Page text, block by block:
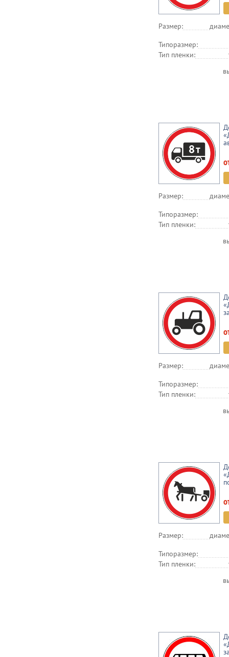
Размер:
Типоразмер:
Тип пленки:
Размер:
Типоразмер:
Тип пленки:
Размер:
Типоразмер:
Тип пленки:
Размер:
Типоразмер:
Тип пленки: